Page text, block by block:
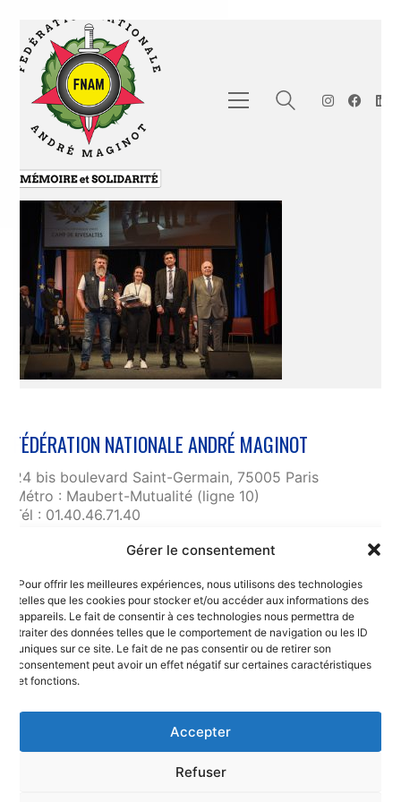
Gérer le consentement
Pour offrir les meilleures expériences, nous utilisons des technologies
telles que les cookies pour stocker et/ou accéder aux informations des
appareils. Le fait de consentir à ces technologies nous permettra de
traiter des données telles que le comportement de navigation ou les ID
uniques sur ce site. Le fait de ne pas consentir ou de retirer son
consentement peut avoir un effet négatif sur certaines caractéristiques
et fonctions.
Accepter
Refuser
FÉDÉRATION NATIONALE ANDRÉ MAGINOT
24 bis boulevard Saint-Germain, 75005 Paris
Métro : Maubert-Mutualité (ligne 10)
Tél : 01.40.46.71.40
Liens utiles
RGPD et confidentialité des données
Mentions légales